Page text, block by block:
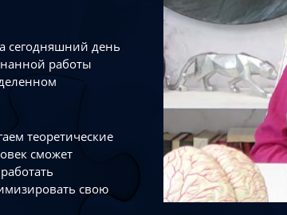
сегодняшний день
работы
теоретические
сможет
свою